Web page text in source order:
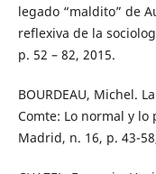
legado “maldito” de
reflexiva de la
p. 52 – 82, 2015.
BOURDEAU, Michel.
Comte: Lo normal y lo
Madrid, n. 16, p. 43-